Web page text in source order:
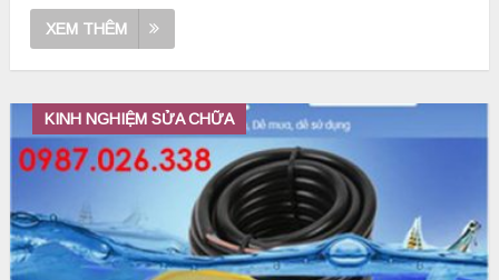
XEM THÊM
KINH NGHIỆM SỬA CHỮA